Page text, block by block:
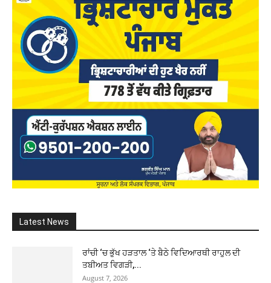
Latest News
ਰਾਂਚੀ ‘ਚ ਭੁੱਖ ਹੜਤਾਲ ‘ਤੇ ਬੈਠੇ ਵਿਦਿਆਰਥੀ ਰਾਹੁਲ ਦੀ
ਤਬੀਅਤ ਵਿਗੜੀ,...
August 7, 2026